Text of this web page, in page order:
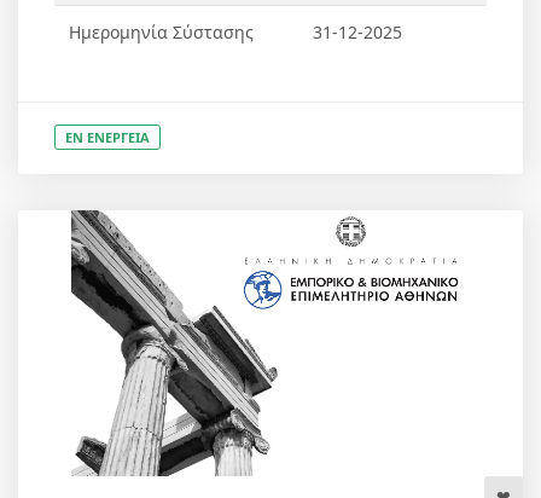
Ημερομηνία Σύστασης 31-12-2025
ΕΝ ΕΝΕΡΓΕΙΑ